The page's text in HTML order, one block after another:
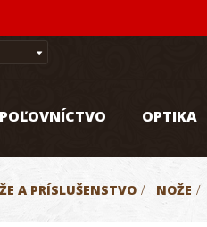
POĽOVNÍCTVO OPTIKA
A PRÍSLUŠENSTVO > NOŽE >